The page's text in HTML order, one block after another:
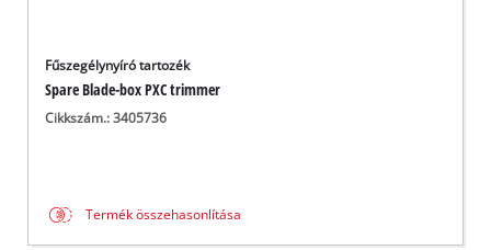
Fűszegélynyíró tartozék
Spare Blade-box PXC trimmer
Cikkszám.: 3405736
Termék összehasonlítása